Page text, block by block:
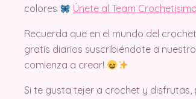
colores
Únete al Team Crochetisimo
Recuerda que en el mundo del
gratis diarios suscribiéndote a
comienza a crear!
Si te gusta tejer a crochet y